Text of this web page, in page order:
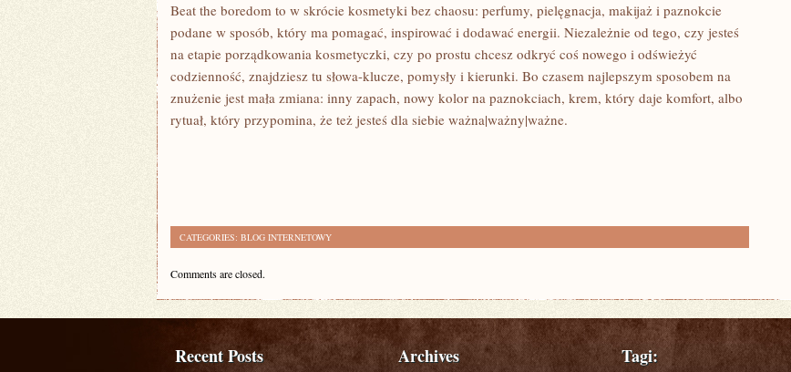
Beat the boredom to w skrócie kosmetyki bez chaosu: perfumy, pielęgnacja, makijaż i paznokcie
podane w sposób, który ma pomagać, inspirować i dodawać energii. Niezależnie od tego, czy jesteś
na etapie porządkowania kosmetyczki, czy po prostu chcesz odkryć coś nowego i odświeżyć
codzienność, znajdziesz tu słowa-klucze, pomysły i kierunki. Bo czasem najlepszym sposobem na
znużenie jest mała zmiana: inny zapach, nowy kolor na paznokciach, krem, który daje komfort, albo
rytuał, który przypomina, że też jesteś dla siebie ważna|ważny|ważne.
CATEGORIES: BLOG INTERNETOWY
Comments are closed.
Recent Posts Archives Tagi: